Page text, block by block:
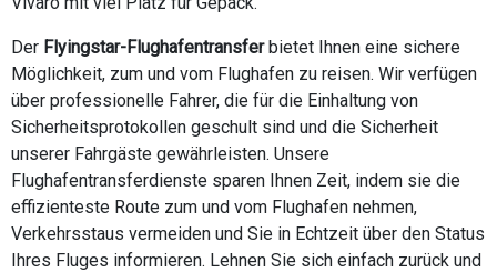
Der Flyingstar-Flughafentransferbietet Ihnen eine sichere
Möglichkeit, zum und vom Flughafen zu reisen. Wir verfügen
über professionelle Fahrer, die für die Einhaltung von
Sicherheitsprotokollen geschult sind und die Sicherheit
unserer Fahrgäste gewährleisten. Unsere
Flughafentransferdienste sparen Ihnen Zeit, indem sie die
effizienteste Route zum und vom Flughafen nehmen,
Verkehrsstaus vermeiden und Sie in Echtzeit über den Status
Ihres Fluges informieren. Lehnen Sie sich einfach zurück und